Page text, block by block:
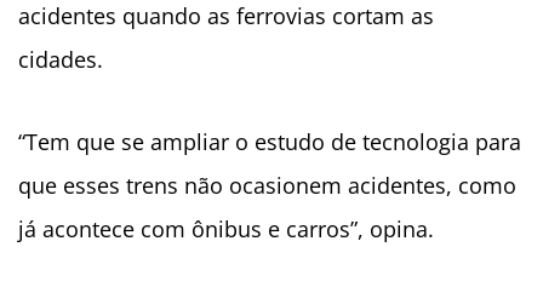
acidentes quando as ferrovias cortam as
cidades.
“Tem que se ampliar o estudo de tecnologia para
que esses trens não ocasionem acidentes, como
já acontece com ônibus e carros”, opina.